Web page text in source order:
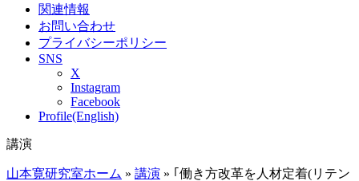
関連情報
お問い合わせ
プライバシーポリシー
SNS
X
Instagram
Facebook
Profile(English)
講演
山本寛研究室ホーム » 講演 » ｢働き方改革を人材定着(リテン